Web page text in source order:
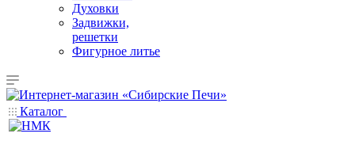
Духовки
Задвижки,
решетки
Фигурное литье
Каталог